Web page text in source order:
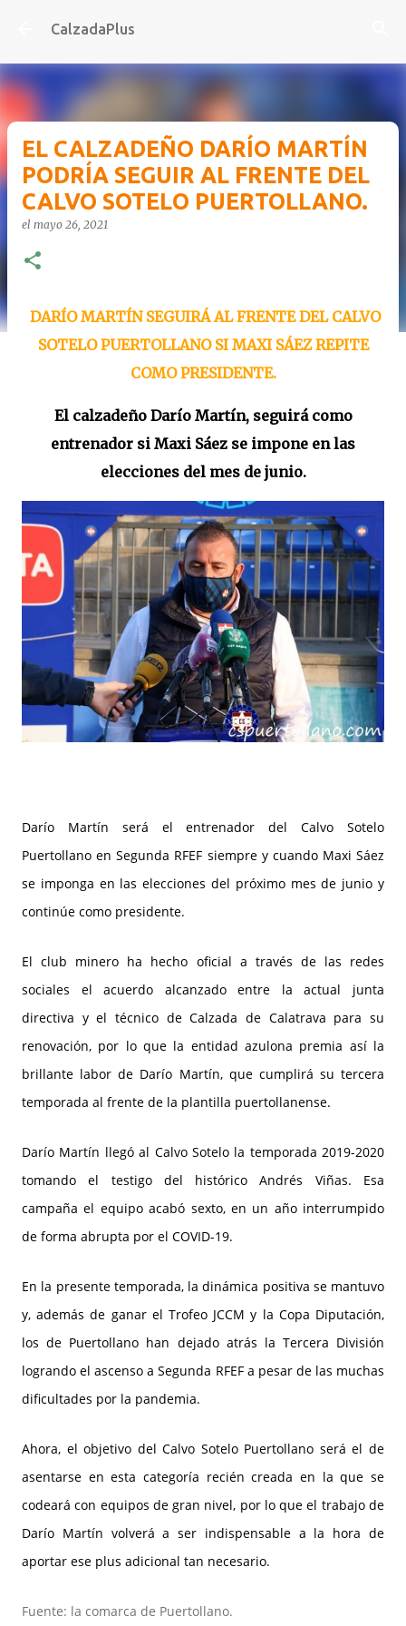
Ir al contenido principal
CalzadaPlus
EL CALZADEÑO DARÍO MARTÍN
PODRÍA SEGUIR AL FRENTE DEL
CALVO SOTELO PUERTOLLANO.
el mayo 26, 2021
DARÍO MARTÍN SEGUIRÁ AL FRENTE DEL CALVO
SOTELO PUERTOLLANO SI MAXI SÁEZ REPITE
COMO PRESIDENTE.
El calzadeño Darío Martín, seguirá como
entrenador si Maxi Sáez se impone en las
elecciones del mes de junio.
Darío Martín será el entrenador del Calvo Sotelo
Puertollano en Segunda RFEF siempre y cuando Maxi Sáez
se imponga en las elecciones del próximo mes de junio y
continúe como presidente.
El club minero ha hecho oficial a través de las redes
sociales el acuerdo alcanzado entre la actual junta
directiva y el técnico de Calzada de Calatrava para su
renovación, por lo que la entidad azulona premia así la
brillante labor de Darío Martín, que cumplirá su tercera
temporada al frente de la plantilla puertollanense.
Darío Martín llegó al Calvo Sotelo la temporada 2019-2020
tomando el testigo del histórico Andrés Viñas. Esa
campaña el equipo acabó sexto, en un año interrumpido
de forma abrupta por el COVID-19.
En la presente temporada, la dinámica positiva se mantuvo
y, además de ganar el Trofeo JCCM y la Copa Diputación,
los de Puertollano han dejado atrás la Tercera División
logrando el ascenso a Segunda RFEF a pesar de las muchas
dificultades por la pandemia.
Ahora, el objetivo del Calvo Sotelo Puertollano será el de
asentarse en esta categoría recién creada en la que se
codeará con equipos de gran nivel, por lo que el trabajo de
Darío Martín volverá a ser indispensable a la hora de
aportar ese plus adicional tan necesario.
Fuente: la comarca de Puertollano.